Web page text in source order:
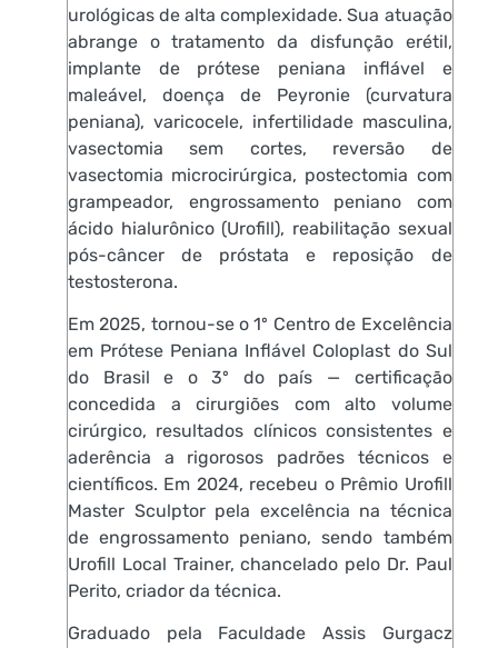
urológicas de alta complexidade. Sua atuação
abrange o tratamento da disfunção erétil,
implante de prótese peniana inflável e
maleável, doença de Peyronie (curvatura
peniana), varicocele, infertilidade masculina,
vasectomia sem cortes, reversão de
vasectomia microcirúrgica, postectomia com
grampeador, engrossamento peniano com
ácido hialurônico (Urofill), reabilitação sexual
pós-câncer de próstata e reposição de
testosterona.
Em 2025, tornou-se o 1º Centro de Excelência
em Prótese Peniana Inflável Coloplast do Sul
do Brasil e o 3º do país — certificação
concedida a cirurgiões com alto volume
cirúrgico, resultados clínicos consistentes e
aderência a rigorosos padrões técnicos e
científicos. Em 2024, recebeu o Prêmio Urofill
Master Sculptor pela excelência na técnica
de engrossamento peniano, sendo também
Urofill Local Trainer, chancelado pelo Dr. Paul
Perito, criador da técnica.
Graduado pela Faculdade Assis Gurgacz